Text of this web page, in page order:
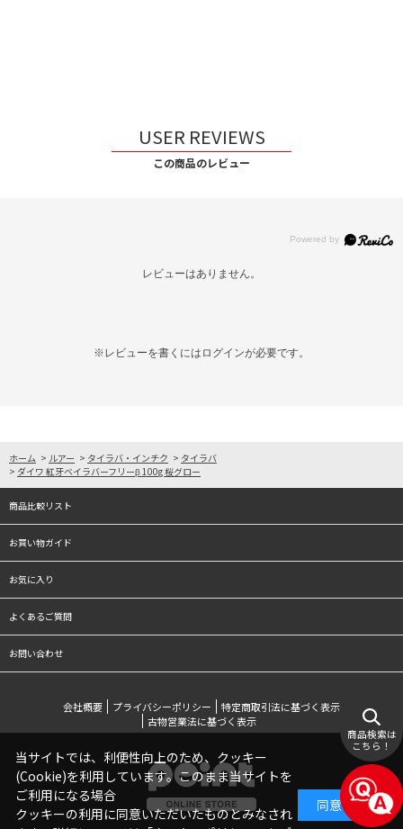
USER REVIEWS
この商品のレビュー
レビューはありません。
※レビューを書くには ログインが必要です。
ホーム > ルアー > タイラバ・インチク > タイラバ
> ダイワ 紅牙ベイラバーフリーβ 100g 桜グロー
商品比較リスト
お買い物ガイド
お気に入り
よくあるご質問
お問い合わせ
会社概要 プライバシーポリシー
特定商取引法に基づく表示
古物営業法に基づく表示
商品検索は
こちら！
当サイトでは、利便性向上のため、クッキー
(Cookie)を利用しています。このまま当サイトを
ご利用になる場合
クッキーの利用に同意いただいたものとみなされ
同意する